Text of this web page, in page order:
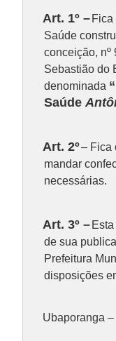
Art. 1º –Fica
Saúde
conceição, nº
Sebastião do
denominada
Saúde
Art. 2º– Fica
mandar
necessárias.
Art. 3º –Esta
de sua
Prefeitura
disposições
Ubaporanga